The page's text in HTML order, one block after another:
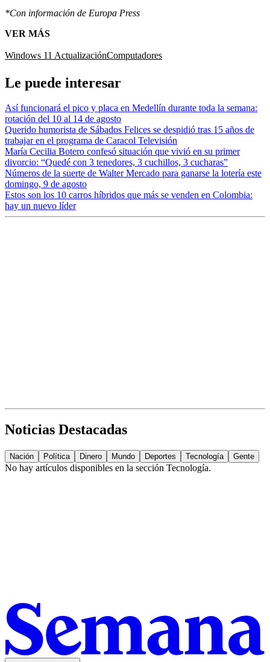
*Con información de Europa Press
VER MÁS
Windows 11 ActualizaciónComputadores
Le puede interesar
Así funcionará el pico y placa en Medellín durante toda la semana:
rotación del 10 al 14 de agosto
Querido humorista de Sábados Felices se despidió tras 15 años de
trabajar en el programa de Caracol Televisión
María Cecilia Botero confesó situación que vivió en su primer
divorcio: “Quedé con 3 tenedores, 3 cuchillos, 3 cucharas”
Números de la suerte de Walter Mercado para ganarse la lotería este
domingo, 9 de agosto
Estos son los 10 carros híbridos que más se venden en Colombia:
hay un nuevo líder
Noticias Destacadas
Nación Política Dinero Mundo Deportes Tecnología Gente
No hay artículos disponibles en la sección Tecnología.